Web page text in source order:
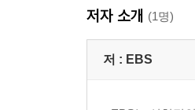
저자 소개 (1명)
저 : EBS